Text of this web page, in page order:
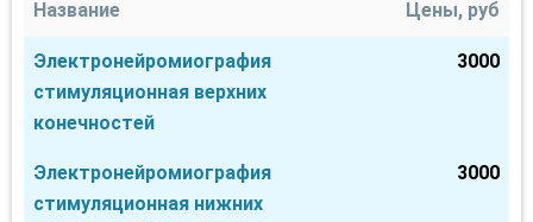
Название Цены, руб
Электронейромиография
стимуляционная верхних
конечностей
3000
Электронейромиография
стимуляционная нижних
3000